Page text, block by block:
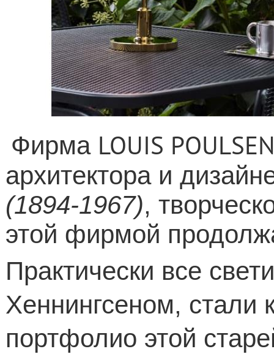
Фирма LOUIS
архитектора и
(1894-1967),
этой фирмой
Практически все
Хеннингсеном, стали
портфолио этой